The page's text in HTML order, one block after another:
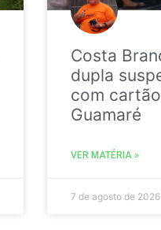
Costa
dupla
com
Guamaré
VER MATÉRIA »
7 de agosto de 2026